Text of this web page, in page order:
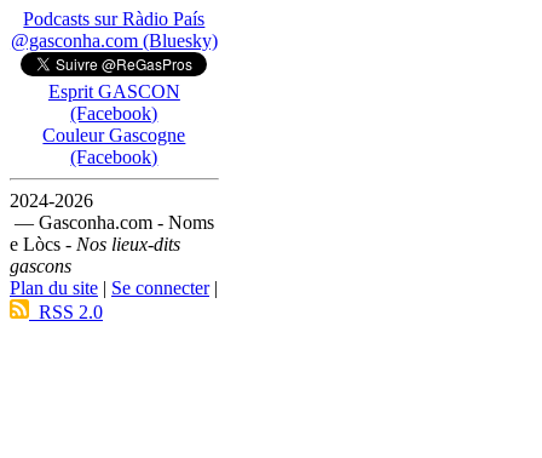
Podcasts sur Ràdio País
@gasconha.com (Bluesky)
Esprit GASCON
(Facebook)
Couleur Gascogne
(Facebook)
2024-2026
— Gasconha.com - Noms
e Lòcs - Nos lieux-dits
gascons
Plan du site | Se connecter|
RSS 2.0